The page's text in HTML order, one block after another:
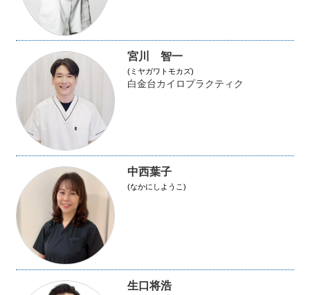
宮川 智一
(ミヤガワトモカズ)
白金台カイロプラクティク
中西葉子
(なかにしようこ)
生口将浩